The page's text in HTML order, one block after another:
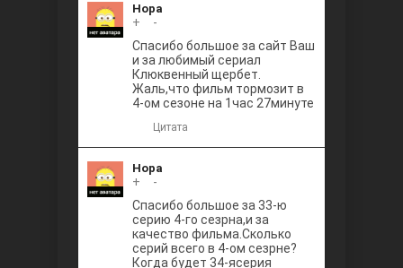
Нора
+
-
Спасибо большое за сайт Ваш
и за любимый сериал
Клюквенный щербет.
Жаль,что фильм тормозит в
4-ом сезоне на 1час 27минуте
Цитата
Нора
+
-
Спасибо большое за 33-ю
серию 4-го сезрна,и за
качество фильма.Сколько
серий всего в 4-ом сезрне?
Когда будет 34-ясерия